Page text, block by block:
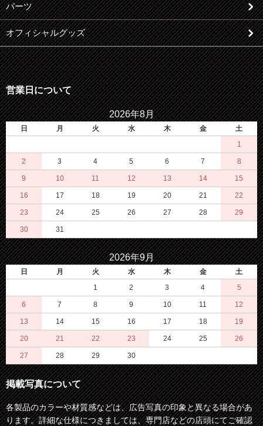
パーツ
オフィシャルグッズ
営業日について
2026年8月
日 月 火 水 木 金
土
1
2 3 4 5 6 7 8
9 10 11 12 13 14 15
16 17 18 19 20 21 22
23 24 25 26 27 28 29
30 31
2026年9月
日 月 火 水 木 金
土
1
2 3 4 5
6 7 8 9 10 11 12
13 14 15 16 17 18 19
20 21 22 23 24 25 26
27 28 29 30
掲載写真について
各製品のカラーや材質感などは、広告写真の印象と異なる場合があ
ります。詳細な仕様につきましては、専門店などの店頭にてご確認